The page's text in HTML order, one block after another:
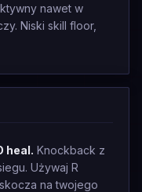
nawet w
Niski skill floor,
heal. Knockback z
Używaj R
na twojego